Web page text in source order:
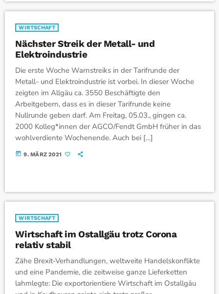
WIRTSCHAFT
Nächster Streik der Metall- und
Elektroindustrie
Die erste Woche Warnstreiks in der Tarifrunde der
Metall- und Elektroindustrie ist vorbei. In dieser Woche
zeigten im Allgäu ca. 3550 Beschäftigte den
Arbeitgebern, dass es in dieser Tarifrunde keine
Nullrunde geben darf. Am Freitag, 05.03., gingen ca.
2000 Kolleg*innen der AGCO/Fendt GmbH früher in das
wohlverdiente Wochenende. Auch bei […]
today 9. MÄRZ 2021
WIRTSCHAFT
Wirtschaft im Ostallgäu trotz Corona
relativ stabil
Zähe Brexit-Verhandlungen, weltweite Handelskonflikte
und eine Pandemie, die zeitweise ganze Lieferketten
lahmlegte: Die exportorientiere Wirtschaft im Ostallgäu